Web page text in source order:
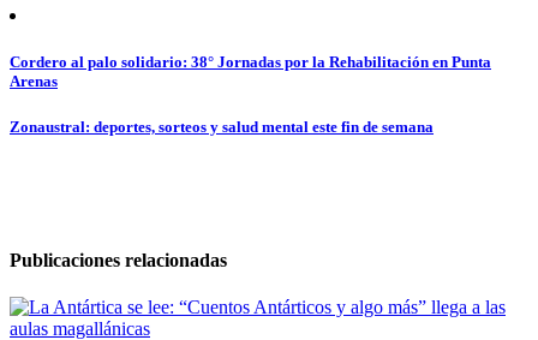
Navegación
de
entradas
Cordero al palo solidario: 38° Jornadas por la Rehabilitación en Punta
Arenas
Zonaustral: deportes, sorteos y salud mental este fin de semana
Publicaciones relacionadas